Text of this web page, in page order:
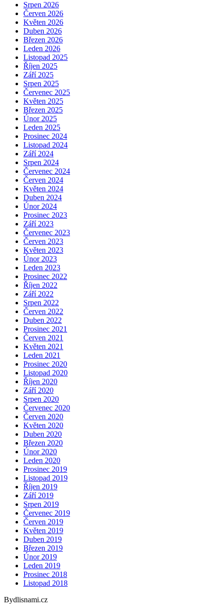
Srpen 2026
Červen 2026
Květen 2026
Duben 2026
Březen 2026
Leden 2026
Listopad 2025
Říjen 2025
Září 2025
Srpen 2025
Červenec 2025
Květen 2025
Březen 2025
Únor 2025
Leden 2025
Prosinec 2024
Listopad 2024
Září 2024
Srpen 2024
Červenec 2024
Červen 2024
Květen 2024
Duben 2024
Únor 2024
Prosinec 2023
Září 2023
Červenec 2023
Červen 2023
Květen 2023
Únor 2023
Leden 2023
Prosinec 2022
Říjen 2022
Září 2022
Srpen 2022
Červen 2022
Duben 2022
Prosinec 2021
Červen 2021
Květen 2021
Leden 2021
Prosinec 2020
Listopad 2020
Říjen 2020
Září 2020
Srpen 2020
Červenec 2020
Červen 2020
Květen 2020
Duben 2020
Březen 2020
Únor 2020
Leden 2020
Prosinec 2019
Listopad 2019
Říjen 2019
Září 2019
Srpen 2019
Červenec 2019
Červen 2019
Květen 2019
Duben 2019
Březen 2019
Únor 2019
Leden 2019
Prosinec 2018
Listopad 2018
Bydlisnami.cz